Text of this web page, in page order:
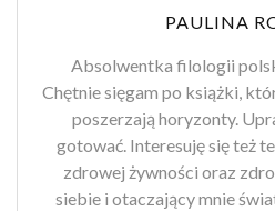
PAULINA
Absolwentka filologii
Chętnie sięgam po książki,
poszerzają horyzonty.
gotować. Interesuję się też
zdrowej żywności oraz
siebie i otaczający mnie